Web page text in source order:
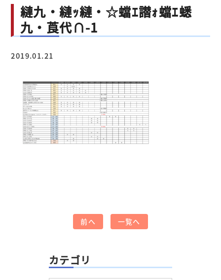
縺九・縺ｯ縺・☆蟷ｴ譛ｫ蟷ｴ蟋
九・莨代∩-1
2019.01.21
前へ 一覧へ
カテゴリ